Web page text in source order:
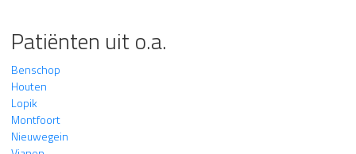
Patiënten uit o.a.
Benschop
Houten
Lopik
Montfoort
Nieuwegein